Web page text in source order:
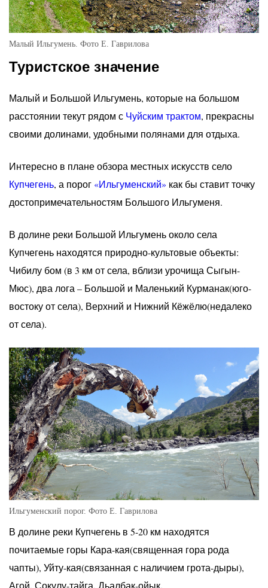
Малый Ильгумень. Фото Е. Гаврилова
Туристское значение
Малый и Большой Ильгумень, которые на большом
расстоянии текут рядом с Чуйским трактом, прекрасны
своими долинами, удобными полянами для отдыха.
Интересно в плане обзора местных искусств село
Купчегень, а порог «Ильгуменский» как бы ставит точку
достопримечательностям Большого Ильгуменя.
В долине реки Большой Ильгумень около села
Купчегень находятся природно-культовые объекты:
Чибилу бом (в 3 км от села, вблизи урочища Сыгын-
Мюс), два лога – Большой и Маленький Курманак(юго-
востоку от села), Верхний и Нижний Кёжёлю(недалеко
от села).
Ильгуменский порог. Фото Е. Гаврилова
В долине реки Купчегень в 5-20 км находятся
почитаемые горы Кара-кая(священная гора рода
чапты), Уйту-кая(связанная с наличием грота-дыры),
Агой, Сокулу-тайга, Дьалбак-ойык.